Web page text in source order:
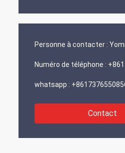
Personne à contacter : Yomi
Numéro de téléphone :
whatsapp :
Contact